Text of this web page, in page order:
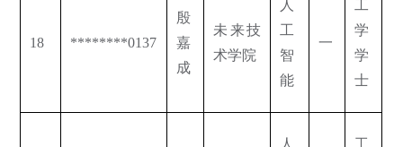
18 ********0137
殷
嘉
成
未来技
术学院
人
工
智
能
一
工
学
学
士
人 工